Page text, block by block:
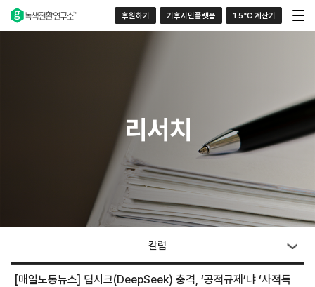
후원하기 기후시민플랫폼 1.5°C 계산기
리서치
칼럼
[매일노동뉴스] 딥시크(DeepSeek) 충격, ‘공적규제’냐 ‘사적독